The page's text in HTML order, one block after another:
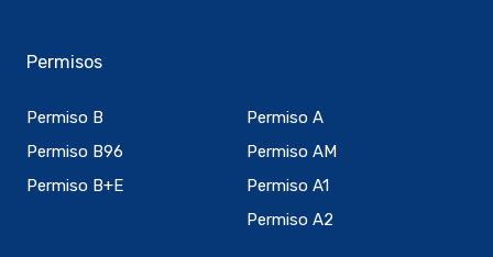
Permisos
Permiso B
Permiso B96
Permiso B+E
Permiso A
Permiso AM
Permiso A1
Permiso A2